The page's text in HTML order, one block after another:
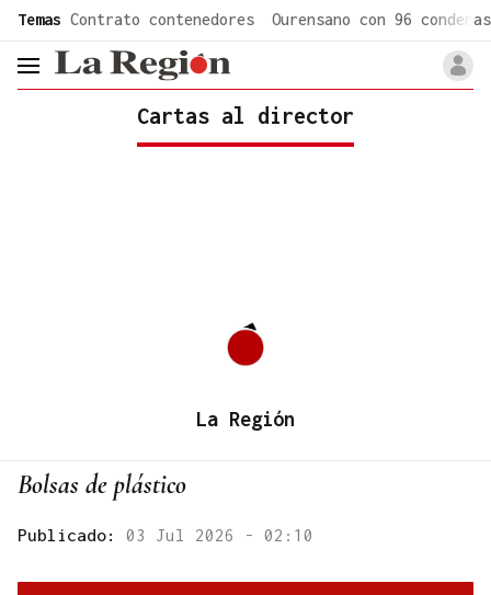
Temas Contrato contenedores Ourensano con 96 condenas
header.menu.open
Cartas al director
La Región
Bolsas de plástico
Publicado: 03 Jul 2026 - 02:10